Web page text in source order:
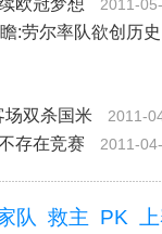
欧冠梦想
2011-
:劳尔率队欲创历史
场双杀国米 2011-
存在竞赛 2011-
队 救主 PK